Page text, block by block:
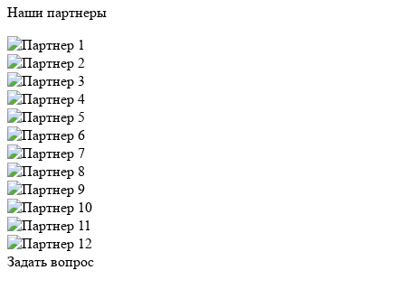
Наши партнеры
Задать вопрос